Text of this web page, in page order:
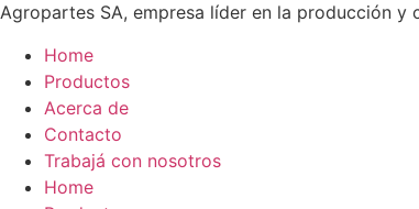
Agropartes SA, empresa líder en la producción
Home
Productos
Acerca de
Contacto
Trabajá con nosotros
Home